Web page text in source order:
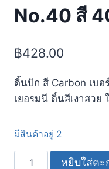
No.40 สี
฿428.00
ดิ้นปัก สี Carbon เบอ
เยอรมนี​ ดิ้นสีเงาสว
มีสินค้าอยู่ 2
หยิบใส่ตะ